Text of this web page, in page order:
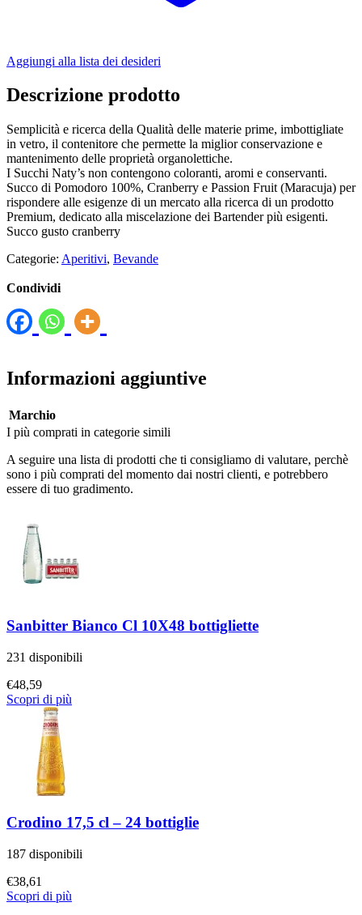
Aggiungi alla lista dei desideri
Descrizione prodotto
Semplicità e ricerca della Qualità delle materie prime, imbottigliate
in vetro, il contenitore che permette la miglior conservazione e
mantenimento delle proprietà organolettiche.
I Succhi Naty’s non contengono coloranti, aromi e conservanti.
Succo di Pomodoro 100%, Cranberry e Passion Fruit (Maracuja) per
rispondere alle esigenze di un mercato alla ricerca di un prodotto
Premium, dedicato alla miscelazione dei Bartender più esigenti.
Succo gusto cranberry
Categorie: Aperitivi, Bevande
Condividi
Informazioni aggiuntive
Marchio
I più comprati in categorie simili
A seguire una lista di prodotti che ti consigliamo di valutare, perchè
sono i più comprati del momento dai nostri clienti, e potrebbero
essere di tuo gradimento.
Sanbitter Bianco Cl 10X48 bottigliette
231 disponibili
€48,59
Scopri di più
Crodino 17,5 cl – 24 bottiglie
187 disponibili
€38,61
Scopri di più